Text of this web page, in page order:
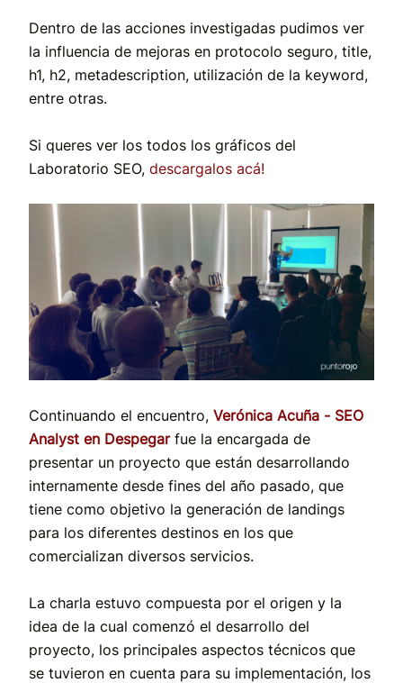
Dentro de las acciones investigadas pudimos ver
la influencia de mejoras en protocolo seguro, title,
h1, h2, metadescription, utilización de la keyword,
entre otras.
Si queres ver los todos los gráficos del
Laboratorio SEO, descargalos acá!
Continuando el encuentro, Verónica Acuña - SEO
Analyst en Despegarfue la encargada de
presentar un proyecto que están desarrollando
internamente desde fines del año pasado, que
tiene como objetivo la generación de landings
para los diferentes destinos en los que
comercializan diversos servicios.
La charla estuvo compuesta por el origen y la
idea de la cual comenzó el desarrollo del
proyecto, los principales aspectos técnicos que
se tuvieron en cuenta para su implementación, los